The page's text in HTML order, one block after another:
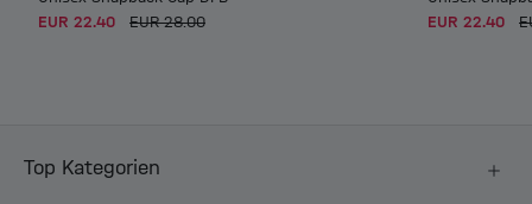
EUR 22.40
EUR 28.00
EUR 22.40
Top Kategorien